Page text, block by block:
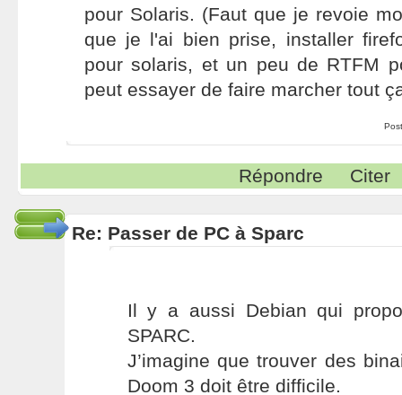
pour Solaris. (Faut que je revoie
que je l'ai bien prise, installer
pour solaris, et un peu de RTFM
peut essayer de faire marcher tout
Répondre Citer
Re: Passer de PC à Sparc
Il y a aussi Debian qui
SPARC.
J’imagine que trouver des
Doom 3 doit être difficile.